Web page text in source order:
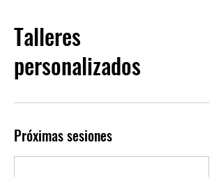
Talleres
personalizados
Próximas sesiones